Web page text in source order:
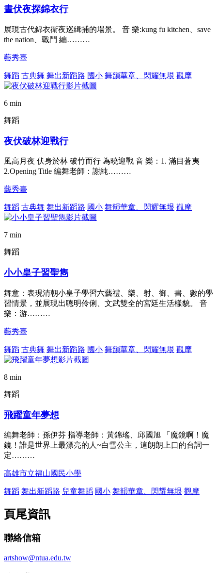
晝伏夜探錦衣行
展現古代錦衣衛夜巡緝捕的場景。 音 樂:kung fu kitchen、save
the nation、戰鬥 編………
藝秀臺
舞蹈 古典舞 舞出新蹈路 國小 舞韻華章、閃耀無垠 觀摩
6 min
舞蹈
夜伏破林迎戰行
風高月夜 伏身於林 破竹而行 為曉迎戰 音 樂：1. 滿目蒼夷
2.Opening Title 編舞老師：謝純………
藝秀臺
舞蹈 古典舞 舞出新蹈路 國小 舞韻華章、閃耀無垠 觀摩
7 min
舞蹈
小小皇子習聖雋
舞意：表現清朝小皇子學習六藝禮、樂、射、御、書、數的學
習情景，並展現出聰明伶俐、文武雙全的宮廷生活樣貌。 音
樂：游………
藝秀臺
舞蹈 古典舞 舞出新蹈路 國小 舞韻華章、閃耀無垠 觀摩
8 min
舞蹈
飛躍童年夢想
編舞老師：孫伊芬 指導老師：黃錦瑤、邱國旭 「魔鏡啊！魔
鏡！誰是世界上最漂亮的人~白雪公主，這朗朗上口的台詞一
定………
高雄市立福山國民小學
舞蹈 舞出新蹈路 兒童舞蹈 國小 舞韻華章、閃耀無垠 觀摩
頁尾資訊
聯絡信箱
artshow@ntua.edu.tw